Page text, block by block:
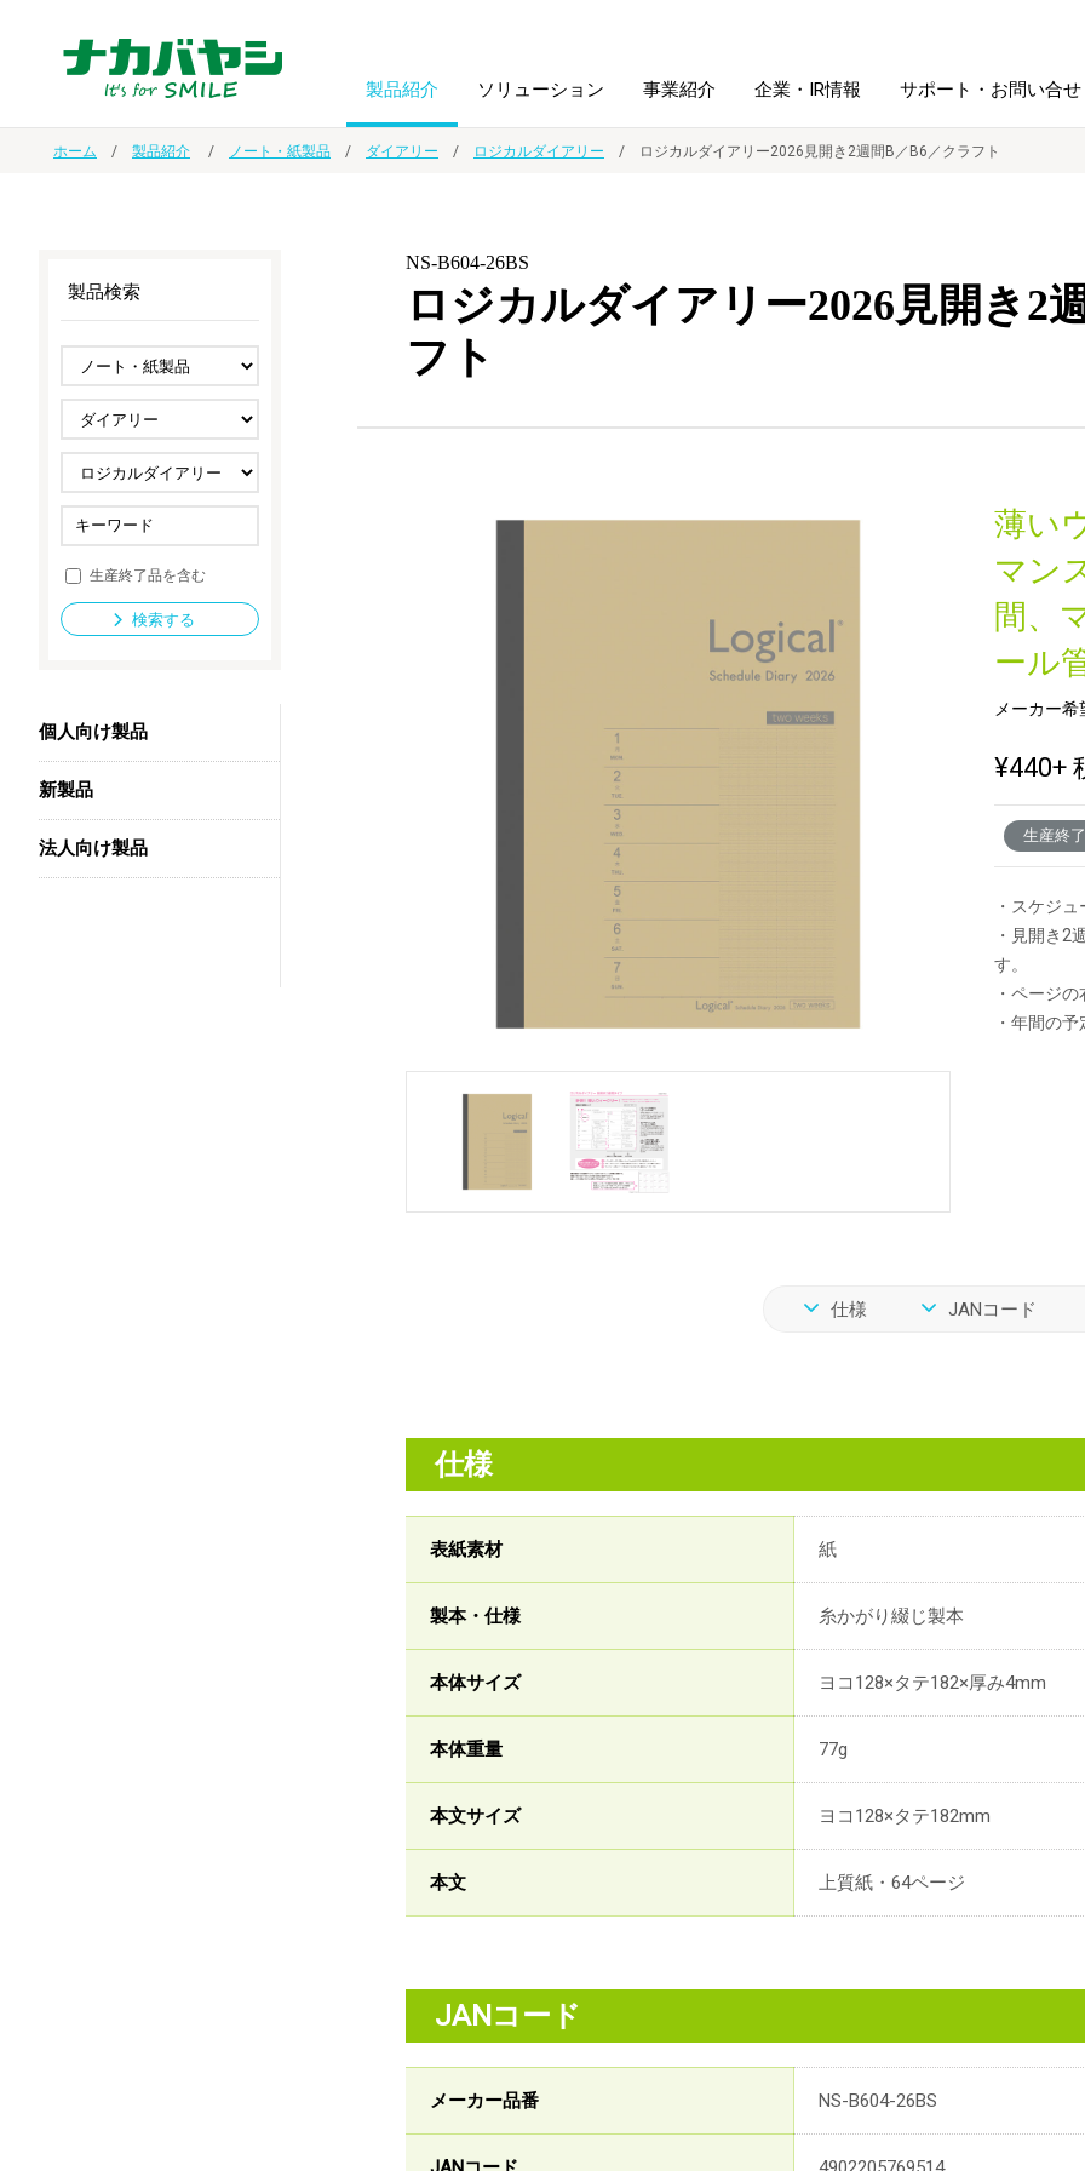
製品紹介
ノート・紙製品
ファイル・
ホルダー用品
スマートフォン・
タブレット関連
防災・
セキュリティ用品
法人向け製品
ソリューション
オーダー手帳・ノベルティ制作 学校ソリューション
ドキュメントスキャニングサービス
導入事例
事業紹介 企業・IR情報
IR情報 沿革
サステナビリティ
サポート・お問い合せ
ホーム 製品紹介 ノート・紙製品 ダイアリー ロジカルダイアリー ロジカルダイアリー2026見開き2週間B／B6／クラフト
NS-B604-26BS
ロジカルダイアリー2026見開き2
フト
薄い
マン
間、
ール
メーカー
¥440+
生産終
・スケジ
・見開き2
す。
・ページ
・年間の
仕様 JANコード
仕様
表紙素材 紙
製本・仕様 糸かがり綴じ製本
本体サイズ ヨコ128×タテ182×厚み4mm
本体重量 77g
本文サイズ ヨコ128×タテ182mm
本文 上質紙・64ページ
JANコード
メーカー品番 NS-B604-26BS
製品検索
生産終了品を含む
検索する
個人向け製品
新製品
法人向け製品